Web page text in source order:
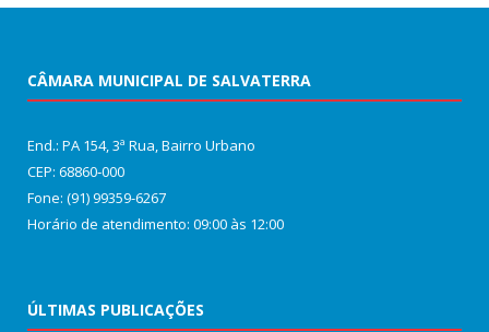
CÂMARA MUNICIPAL DE SALVATERRA
End.: PA 154, 3ª Rua, Bairro Urbano
CEP: 68860‑000
Fone: (91) 99359-6267
Horário de atendimento: 09:00 às 12:00
ÚLTIMAS PUBLICAÇÕES